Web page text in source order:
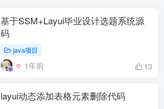
基于SSM+Layui毕业设计选题系统源
码
java项目
1年前 13
layui动态添加表格元素删除代码